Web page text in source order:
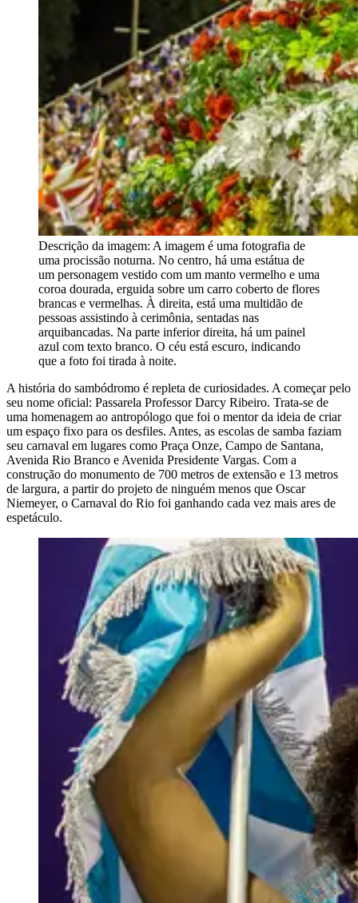
Descrição da imagem: A imagem é uma fotografia de
uma procissão noturna. No centro, há uma estátua de
um personagem vestido com um manto vermelho e uma
coroa dourada, erguida sobre um carro coberto de flores
brancas e vermelhas. À direita, está uma multidão de
pessoas assistindo à cerimônia, sentadas nas
arquibancadas. Na parte inferior direita, há um painel
azul com texto branco. O céu está escuro, indicando
que a foto foi tirada à noite.
A história do sambódromo é repleta de curiosidades. A começar pelo
seu nome oficial: Passarela Professor Darcy Ribeiro. Trata-se de
uma homenagem ao antropólogo que foi o mentor da ideia de criar
um espaço fixo para os desfiles. Antes, as escolas de samba faziam
seu carnaval em lugares como Praça Onze, Campo de Santana,
Avenida Rio Branco e Avenida Presidente Vargas. Com a
construção do monumento de 700 metros de extensão e 13 metros
de largura, a partir do projeto de ninguém menos que Oscar
Niemeyer, o Carnaval do Rio foi ganhando cada vez mais ares de
espetáculo.